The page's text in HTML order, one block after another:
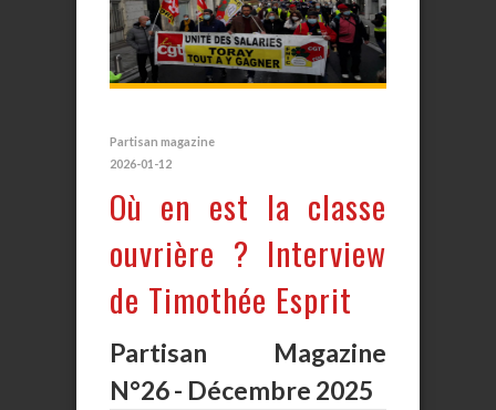
Partisan magazine
2026-01-12
Où en est la classe
ouvrière ? Interview
de Timothée Esprit
Partisan Magazine
N°26 - Décembre 2025